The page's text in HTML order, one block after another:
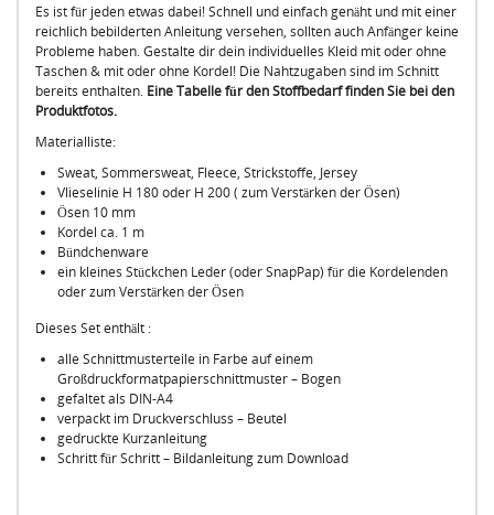
Es ist für jeden etwas dabei! Schnell und einfach genäht und mit einer
reichlich bebilderten Anleitung versehen, sollten auch Anfänger keine
Probleme haben. Gestalte dir dein individuelles Kleid mit oder ohne
Taschen & mit oder ohne Kordel! Die Nahtzugaben sind im Schnitt
bereits enthalten. Eine Tabelle für den Stoffbedarf finden Sie bei den
Produktfotos.
Materialliste:
Sweat, Sommersweat, Fleece, Strickstoffe, Jersey
Vlieselinie H 180 oder H 200 ( zum Verstärken der Ösen)
Ösen 10 mm
Kordel ca. 1 m
Bündchenware
ein kleines Stückchen Leder (oder SnapPap) für die Kordelenden
oder zum Verstärken der Ösen
Dieses Set enthält :
alle Schnittmusterteile in Farbe auf einem
Großdruckformatpapierschnittmuster – Bogen
gefaltet als DIN-A4
verpackt im Druckverschluss – Beutel
gedruckte Kurzanleitung
Schritt für Schritt – Bildanleitung zum Download